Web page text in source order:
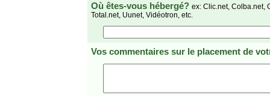
Où êtes-vous hébergé? ex: Clic.net, Colba.net,
Total.net, Uunet, Vidéotron, etc.
Vos commentaires sur le placement de